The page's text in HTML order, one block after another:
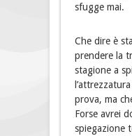
sfugge mai.
Che dire è
prendere la
stagione a
prova, ma
Forse avrei
spiegazione